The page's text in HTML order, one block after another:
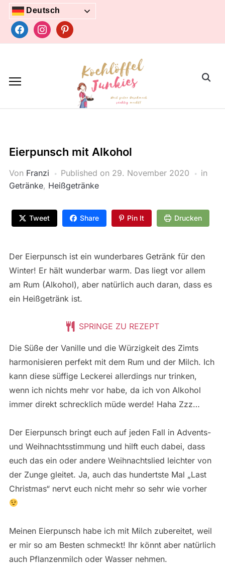
Skip
content
Deutsch
facebookinstagrampinterest
Search
Eierpunsch mit Alkohol
Von Franzi Published on 29. November 2020
in
Getränke, Heißgetränke
Tweet Share Pin It Drucken
Der Eierpunsch ist ein wunderbares Getränk für den
Winter! Er hält wunderbar warm. Das liegt vor allem
am Rum (Alkohol), aber natürlich auch daran, dass es
ein Heißgetränk ist.
SPRINGE ZU REZEPT
Die Süße der Vanille und die Würzigkeit des Zimts
harmonisieren perfekt mit dem Rum und der Milch. Ich
kann diese süffige Leckerei allerdings nur trinken,
wenn ich nichts mehr vor habe, da ich von Alkohol
immer direkt schrecklich müde werde! Haha Zzz…
Der Eierpunsch bringt euch auf jeden Fall in Advents-
und Weihnachtsstimmung und hilft euch dabei, dass
euch das ein oder andere Weihnachtslied leichter von
der Zunge gleitet. Ja, auch das hundertste Mal „Last
Christmas“ nervt euch nicht mehr so sehr wie vorher
Meinen Eierpunsch habe ich mit Milch zubereitet, weil
er mir so am Besten schmeckt! Ihr könnt aber natürlich
auch Pflanzenmilch oder Wasser nehmen.